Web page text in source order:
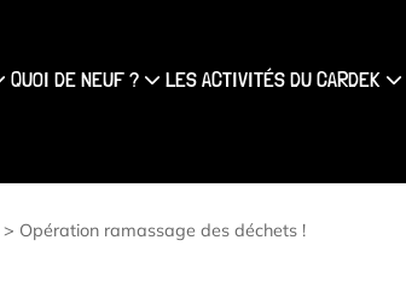
QUOI DE NEUF ? LES ACTIVITÉS DU CARDEK
> Opération ramassage des déchets !